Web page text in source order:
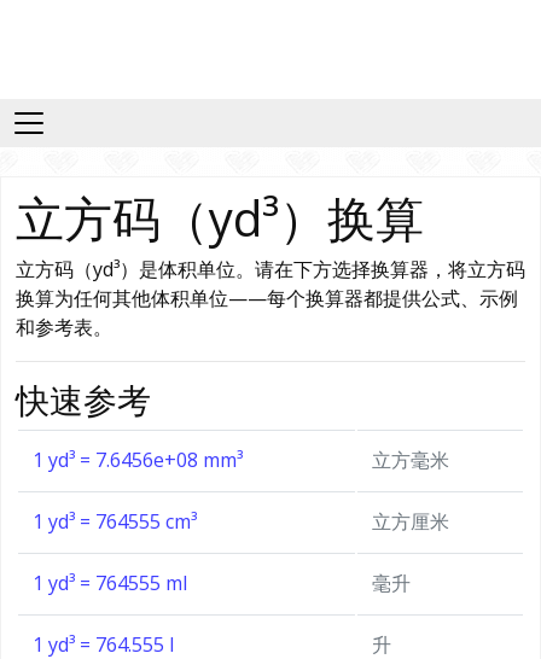
立方码（yd³）换算
立方码（yd³）是体积单位。请在下方选择换算器，将立方码
换算为任何其他体积单位——每个换算器都提供公式、示例
和参考表。
快速参考
1 yd³ = 7.6456e+08 mm³ 立方毫米
1 yd³ = 764555 cm³ 立方厘米
1 yd³ = 764555 ml 毫升
1 yd³ = 764.555 l 升